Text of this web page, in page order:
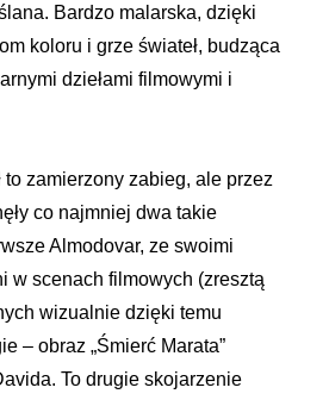
Bardzo malarska, dzięki
koloru i grze świateł, budząca
dziełami filmowymi i
to zamierzony zabieg, ale przez
co najmniej dwa takie
Almodovar, ze swoimi
w scenach filmowych (zresztą
wizualnie dzięki temu
– obraz „Śmierć Marata”
To drugie skojarzenie